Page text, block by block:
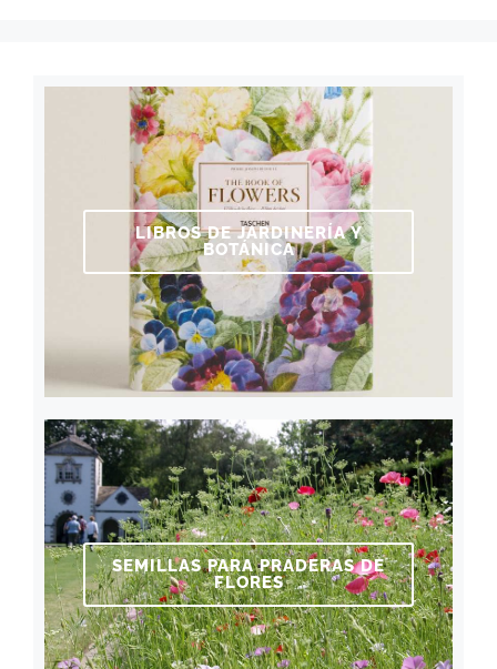
LIBROS DE JARDINERÍA Y
BOTÁNICA
SEMILLAS PARA PRADERAS DE
FLORES